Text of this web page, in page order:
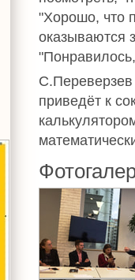
"Хорошо, что
оказываются
С.Переверзев
приведёт к